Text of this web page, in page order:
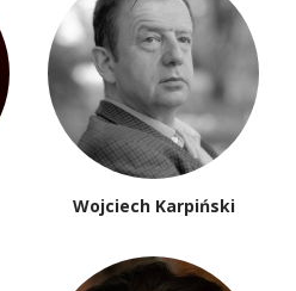
Wojciech Karpiński